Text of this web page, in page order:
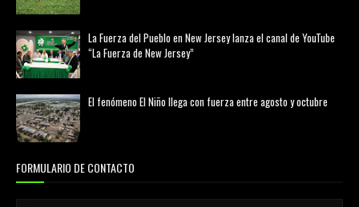
La Fuerza del Pueblo en New Jersey lanza el canal de YouTube
“La Fuerza de New Jersey”
El fenómeno El Niño llega con fuerza entre agosto y octubre
FORMULARIO DE CONTACTO